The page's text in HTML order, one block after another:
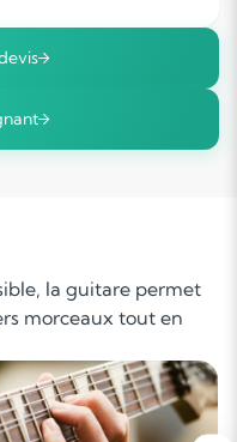
la guitare permet
morceaux tout en